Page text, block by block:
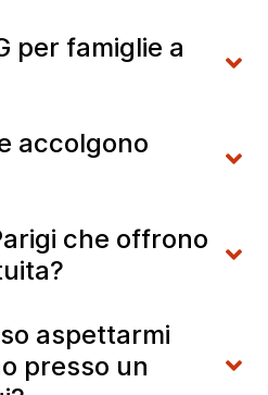
per famiglie a
accolgono
che offrono
aspettarmi
presso un